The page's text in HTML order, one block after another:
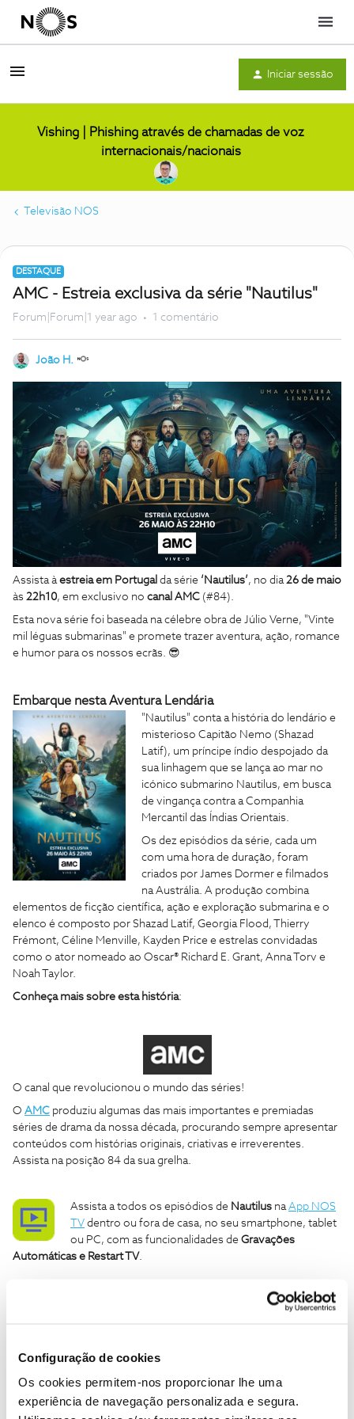
Configuração de cookies
Os cookies permitem-nos proporcionar lhe uma
experiência de navegação personalizada e segura.
Menu
Iniciar sessão
Vishing | Phishing através de chamadas de voz
internacionais/nacionais
Televisão NOS
DESTAQUE
AMC - Estreia exclusiva da série "Nautilus"
Forum|Forum|1 year ago 1 comentário
João H.
Assista àestreia em Portugal da série ‘Nautilus’, no dia26 de maio
às 22h10, em exclusivo no canal AMC (#84).
Esta nova série foi baseada na célebre obra de Júlio Verne, "Vinte
mil léguas submarinas" e promete trazer aventura, ação, romance
e humor para os nossos ecrãs. 😎
Embarque nesta Aventura Lendária
"Nautilus" conta a história do lendário e
misterioso Capitão Nemo (Shazad
Latif), um príncipe índio despojado da
sua linhagem que se lança ao mar no
icónico submarino Nautilus, em busca
de vingança contra a Companhia
Mercantil das Índias Orientais.
Os dez episódios da série, cada um
com uma hora de duração, foram
criados por James Dormer e filmados
na Austrália. A produção combina
elementos de ficção científica, ação e exploração submarina e o
elenco é composto por Shazad Latif, Georgia Flood, Thierry
Frémont, Céline Menville, Kayden Price e estrelas convidadas
como o ator nomeado ao Oscar® Richard E. Grant, Anna Torv e
Noah Taylor.
Conheça mais sobre esta história:
O canal que revolucionou o mundo das séries!
O AMC produziu algumas das mais importantes e premiadas
séries de drama da nossa década, procurando sempre apresentar
conteúdos com histórias originais, criativas e irreverentes.
Assista na posição 84 da sua grelha.
Assista a todos os episódios de Nautilus naApp NOS
TV dentro ou fora de casa, no seu smartphone, tablet
ou PC, com as funcionalidades de Gravações
Automáticas e Restart TV.
Ajude a comunidade a encontrar informação relevante. Marque
sempre a par das ultimas novidades.
A 7 pessoas gostaram